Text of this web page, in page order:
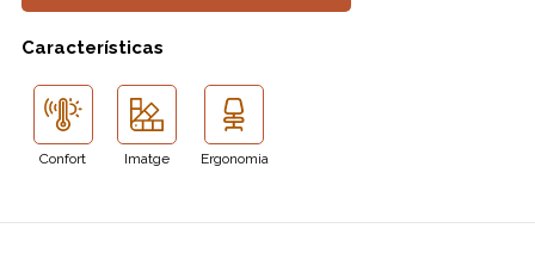
Características
Confort Imatge Ergonomia